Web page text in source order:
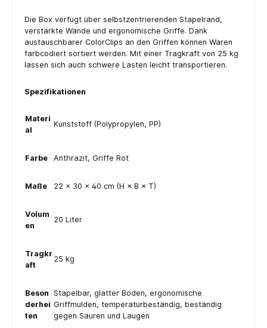
Die Box verfügt über selbstzentrierenden Stapelrand,
verstärkte Wände und ergonomische Griffe. Dank
austauschbarer ColorClips an den Griffen können Waren
farbcodiert sortiert werden. Mit einer Tragkraft von 25 kg
lassen sich auch schwere Lasten leicht transportieren.
Spezifikationen
Materi
al
Kunststoff (Polypropylen, PP)
Farbe Anthrazit, Griffe Rot
Maße 22 × 30 × 40 cm (H × B × T)
Volum
en
20 Liter
Tragkr
aft
25 kg
Beson
derhei
ten
Stapelbar, glatter Boden, ergonomische
Griffmulden, temperaturbeständig, beständig
gegen Säuren und Laugen